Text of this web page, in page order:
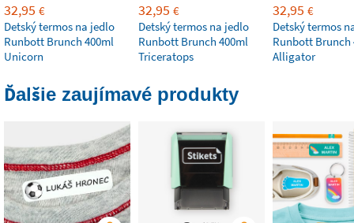
32,95 €
Detský termos na jedlo
Runbott Brunch 400ml
Unicorn
32,95 €
Detský termos na jedlo
Runbott Brunch 400ml
Triceratops
32,95 €
Detský termos
Runbott Brunch
Alligator
Ďalšie zaujímavé produkty